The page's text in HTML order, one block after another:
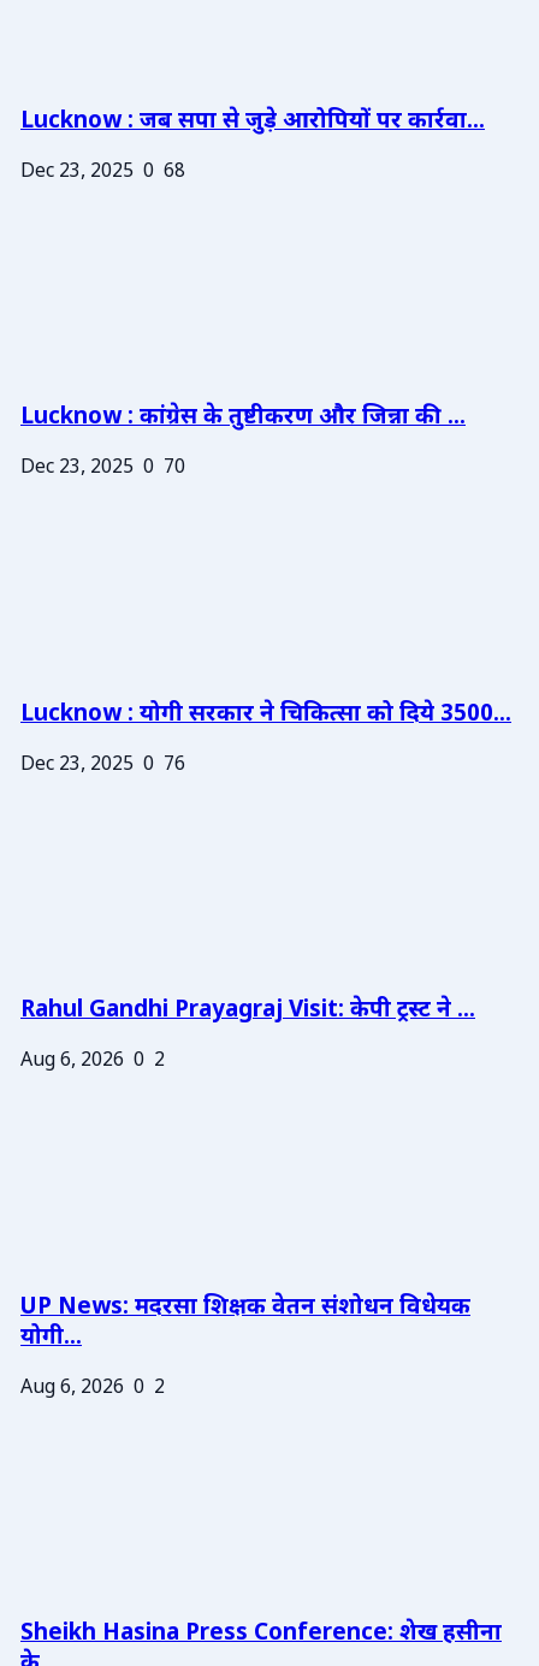
Lucknow : जब सपा से जुड़े आरोपियों पर कार्रवा...
Dec 23, 2025 0 68
Lucknow : कांग्रेस के तुष्टीकरण और जिन्ना की ...
Dec 23, 2025 0 70
Lucknow : योगी सरकार ने चिकित्सा को दिये 3500...
Dec 23, 2025 0 76
Rahul Gandhi Prayagraj Visit: केपी ट्रस्ट ने ...
Aug 6, 2026 0 2
UP News: मदरसा शिक्षक वेतन संशोधन विधेयक
योगी...
Aug 6, 2026 0 2
Sheikh Hasina Press Conference: शेख हसीना